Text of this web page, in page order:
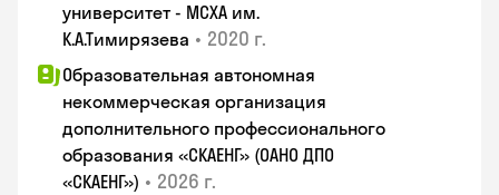
университет - МСХА им.
К.А.Тимирязева • 2020 г.
Образовательная автономная
некоммерческая организация
дополнительного профессионального
образования «СКАЕНГ» (ОАНО ДПО
«СКАЕНГ») • 2026 г.